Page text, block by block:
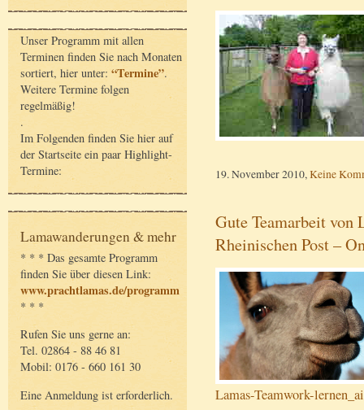
Unser Programm mit allen
Terminen finden Sie nach Monaten
sortiert, hier unter: “Termine”.
Weitere Termine folgen
regelmäßig!
.
Im Folgenden finden Sie hier auf
der Startseite ein paar Highlight-
Termine:
Lamawanderungen & mehr
* * * Das gesamte Programm
finden Sie über diesen Link:
www.prachtlamas.de/programm
* * *
Rufen Sie uns gerne an:
Tel. 02864 - 88 46 81
Mobil: 0176 - 660 161 30
Eine Anmeldung ist erforderlich.
19. November 2010, Keine
Gute Teamarbeit von
Rheinischen Post –
Lamas-Teamwork-